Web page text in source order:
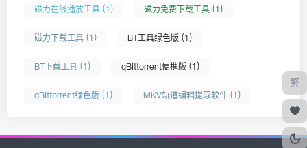
磁力在线播放工具 (1) 磁力免费下载工具 (1)
磁力下载工具 (1) BT工具绿色版 (1)
BT下载工具 (1) qBittorrent便携版 (1)
qBittorrent绿色版 (1) MKV轨道编辑提取软件 (1)
繁